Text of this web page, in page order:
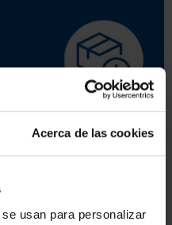
Acerca de las cookies
usan para personalizar